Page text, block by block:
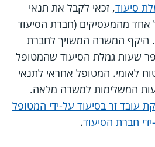
סיעוד, זכאי לקבל את תנאי
אחד מהמעסיקים (חברת הסיעוד
היקף המשרה המשויך לחברת
שעות גמלת הסיעוד שהמטופל
לאומי. המטופל אחראי לתנאי
המשלימות למשרה מלאה.
עובד זר בסיעוד על-ידי המטופל
חברת הסיעוד.